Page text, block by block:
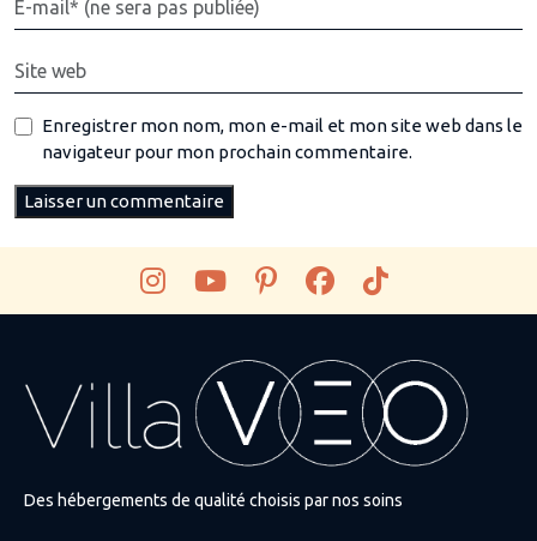
Enregistrer mon nom, mon e-mail et mon site web dans le
navigateur pour mon prochain commentaire.
Des hébergements de qualité choisis par nos soins